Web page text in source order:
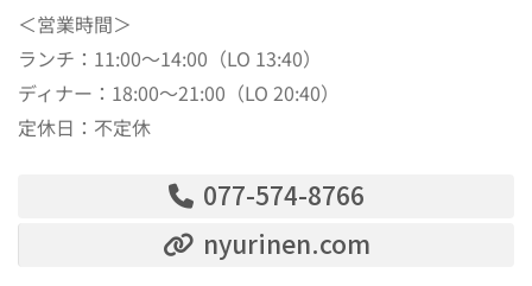
＜営業時間＞
ランチ：11:00～14:00（LO 13:40）
ディナー：18:00～21:00（LO 20:40）
定休日：不定休
077-574-8766
nyurinen.com